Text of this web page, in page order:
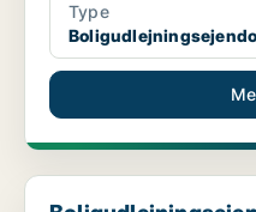
Type
Boligudlejningsejendom i